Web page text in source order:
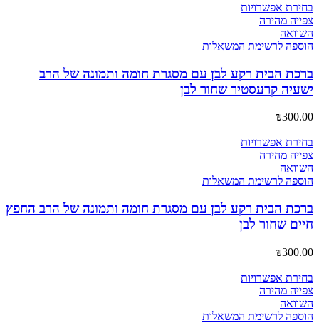
בחירת אפשרויות
צפייה מהירה
השוואה
הוספה לרשימת המשאלות
ברכת הבית רקע לבן עם מסגרת חומה ותמונה של הרב
ישעיה קרעסטיר שחור לבן
₪300.00
בחירת אפשרויות
צפייה מהירה
השוואה
הוספה לרשימת המשאלות
ברכת הבית רקע לבן עם מסגרת חומה ותמונה של הרב החפץ
חיים שחור לבן
₪300.00
בחירת אפשרויות
צפייה מהירה
השוואה
הוספה לרשימת המשאלות